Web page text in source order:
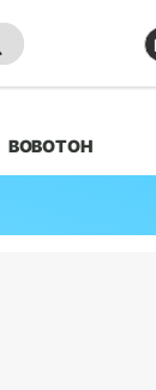
BOBOTOH